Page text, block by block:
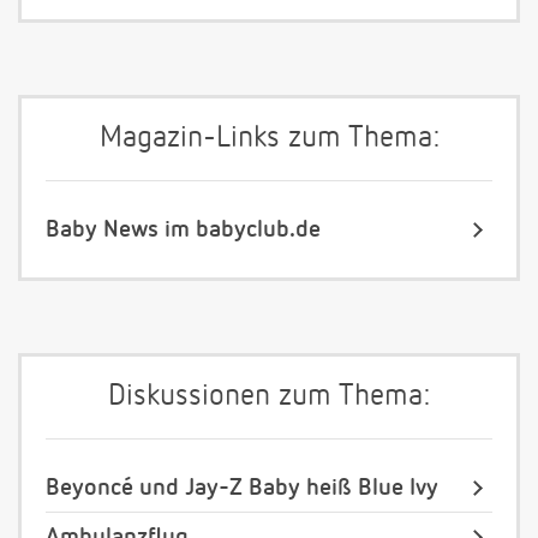
Magazin-Links zum Thema:
Baby News im babyclub.de
Diskussionen zum Thema:
Beyoncé und Jay-Z Baby heiß Blue Ivy